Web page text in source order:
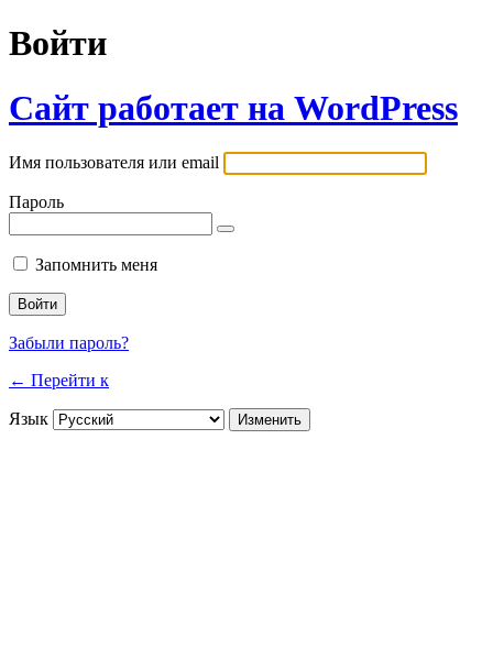
Войти
Сайт работает на WordPress
Имя пользователя или email
Пароль
Запомнить меня
Забыли пароль?
← Перейти к
Язык